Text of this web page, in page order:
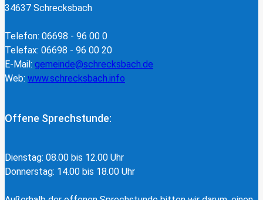
34637 Schrecksbach
Telefon: 06698 - 96 00 0
Telefax: 06698 - 96 00 20
E-Mail: gemeinde@schrecksbach.de
Web: www.schrecksbach.info
Offene Sprechstunde:
Dienstag: 08.00 bis 12.00 Uhr
Donnerstag: 14.00 bis 18.00 Uhr